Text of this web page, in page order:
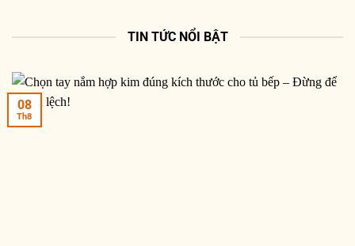
TIN TỨC NỔI BẬT
08
Th8